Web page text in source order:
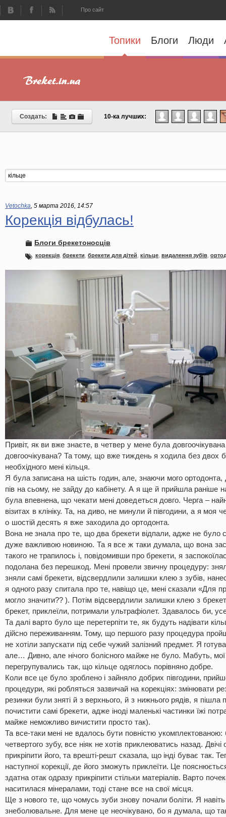
Про сайт
Топики Блоги Люди
Создать: 10-ка лучших:
Vetochka, 5 марта 2016, 14:57
Корекція відбулась!
Блоги брекетоносців
корекція брекети брекети для дітей кільце видалення зубів
Привіт, як ви вже знаєте, в четвер у мене була
довгоочікувана? Та тому, що вже тиждень я ходила без двох
необхідного мені кільця.
Я була записана на шість годин, але, знаючи мого
пів на сьому, не зайду до кабінету. А я ще й прийшла раніше
була впевнена, що чекати мені доведеться довго. Черга –
візитах в клініку. Та, на диво, не минули й півгодини, а я моя
о шостій десять я вже заходила до ортодонта.
Вона не знала про те, що два брекети відпали, адже не було
дуже важливою новиною. Та я все ж таки думала, що вона
такого не трапилось і, повідомивши про брекети, я
подолана без перешкод. Мені провели звичну процедуру:
зняли самі брекети, відсвердлили залишки клею з зубів,
я одного разу спитала про те, навіщо це, мені сказали «Для
могло значити?? ). Потім відсвердлили залишки клею з
брекет, приклеїли, потримали ультрафіолет. Здавалось би,
Та далі варто було ще перетерпіти те, як будуть надівати
дійсно переживанням. Тому, що першого разу процедура
не хотіли запускати під себе чужий залізний предмет. Я
але… Дивно, але нічого болісного майже не було. Мабуть,
перегрупувались так, що кільце одяглось порівняно добре.
Коли все це було зроблено і зайняло добрих півгодини,
процедури, які робляться зазвичай на корекціях: змінювати
резинки були зняті й з верхнього, й з нижнього рядів, я
почистити самі брекети, адже іноді маленькі частинки їжі
майже неможливо вичистити просто так).
Та все-таки мені не вдалось бути повністю укомплектованою:
четвертого зубу, все ніяк не хотів приклеюватись назад.
прикріпити його, та врешті-решт сказала, що інді буває так.
наступної корекції, де його зможуть приклеїти. Це
здатна отак одразу прикріпити стільки матеріалів. Варто
наситилася мінералами, тоді стане все на свої місця.
Ще з нового те, що чомусь зуби знову почали боліти. Я навіть
знеболювальне. Для мене це неочікувано, бо я думала, що